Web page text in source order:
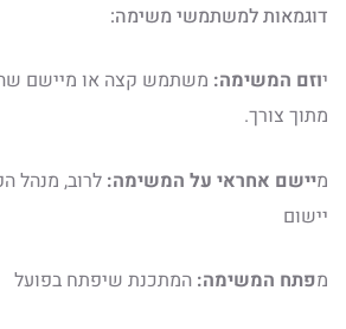
דוגמאות למשתמשי משימה:
יוזם המשימה: משתמש קצה או מיישם
מתוך צורך.
מיישם אחראי על המשימה: לרוב, מנהל
יישום
מפתח המשימה: המתכנת שיפתח בפועל